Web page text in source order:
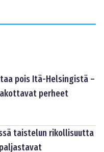
pois Itä-Helsingistä –
perheet
taistelun rikollisuutta